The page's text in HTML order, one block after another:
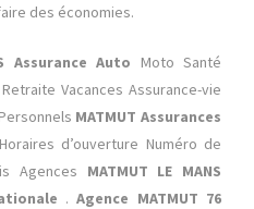
des économies.
Assurance Auto Moto Santé
Retraite Vacances Assurance-vie
MATMUT Assurances
d’ouverture Numéro de
Agences MATMUT LE MANS
. Agence MATMUT 76